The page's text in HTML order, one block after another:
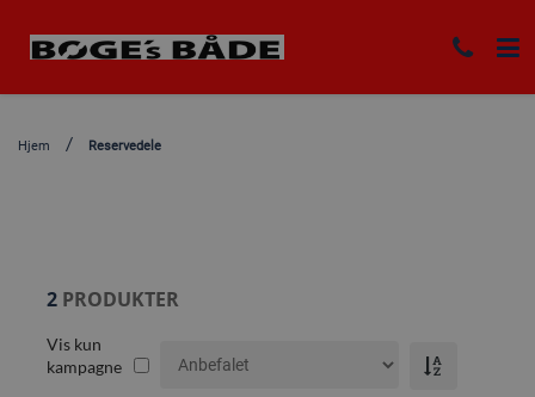
Hjem Reservedele
2PRODUKTER
Vis kun
kampagne